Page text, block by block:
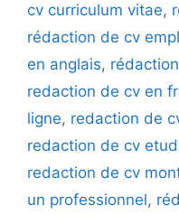
cv curriculum vitae,
rédaction de cv
en anglais,
redaction de cv en
ligne, redaction de
redaction de cv
redaction de cv
un professionnel,